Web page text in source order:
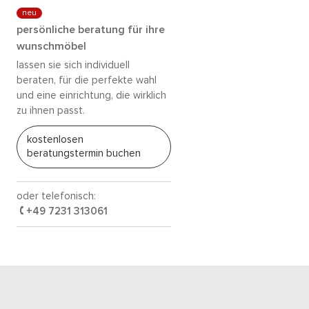
neu
persönliche beratung für ihre
wunschmöbel
lassen sie sich individuell
beraten, für die perfekte wahl
und eine einrichtung, die wirklich
zu ihnen passt.
kostenlosen
beratungstermin buchen
oder telefonisch:
+49 7231 313061